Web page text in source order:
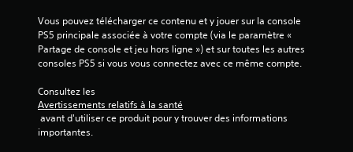
Vous pouvez télécharger ce contenu et y jouer sur la console
PS5 principale associée à votre compte (via le paramètre «
Partage de console et jeu hors ligne ») et sur toutes les autres
consoles PS5 si vous vous connectez avec ce même compte.
Consultez les
Avertissements relatifs à la santé
importantes.